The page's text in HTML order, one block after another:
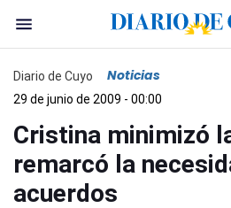
Diario de Cuyo Noticias
29 de junio de 2009 - 00:00
Cristina minimizó
remarcó la
acuerdos